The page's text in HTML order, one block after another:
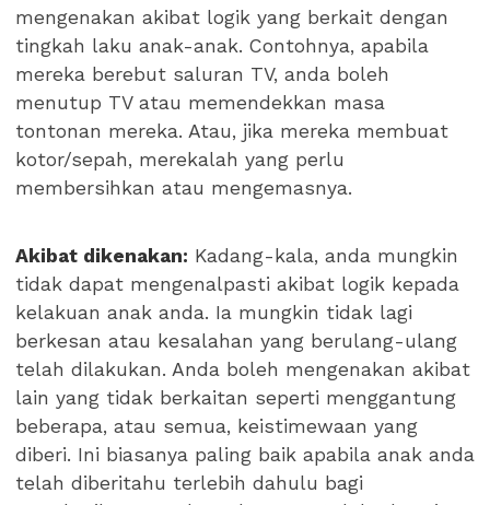
mengenakan akibat logik yang berkait dengan
tingkah laku anak-anak. Contohnya, apabila
mereka berebut saluran TV, anda boleh
menutup TV atau memendekkan masa
tontonan mereka. Atau, jika mereka membuat
kotor/sepah, merekalah yang perlu
membersihkan atau mengemasnya.
Akibat dikenakan: Kadang-kala, anda mungkin
tidak dapat mengenalpasti akibat logik kepada
kelakuan anak anda. Ia mungkin tidak lagi
berkesan atau kesalahan yang berulang-ulang
telah dilakukan. Anda boleh mengenakan akibat
lain yang tidak berkaitan seperti menggantung
beberapa, atau semua, keistimewaan yang
diberi. Ini biasanya paling baik apabila anak anda
telah diberitahu terlebih dahulu bagi